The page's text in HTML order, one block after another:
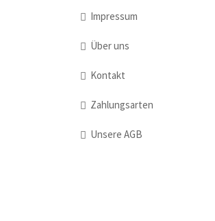
Impressum
Über uns
Kontakt
Zahlungsarten
Unsere AGB